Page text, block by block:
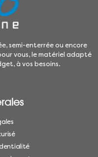
semi-enterrée ou encore
vous, le matériel adapté
à vos besoins.